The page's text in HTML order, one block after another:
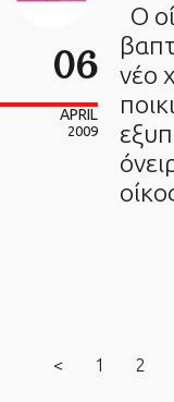
06
APRIL
2009
Ο
νέο
< 1 2